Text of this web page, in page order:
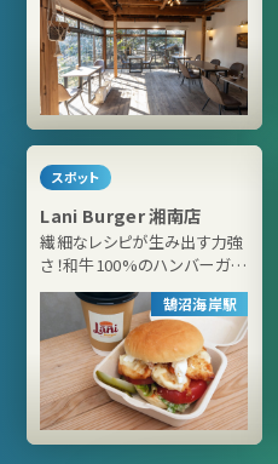
スポット
Lani Burger 湘南店
繊細なレシピが生み出す力強
さ！和牛100%のハンバーガー
が人気のお店
鵠沼海岸駅